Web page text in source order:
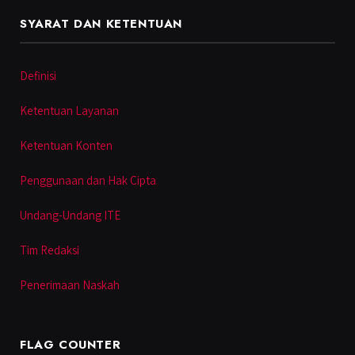
SYARAT DAN KETENTUAN
Definisi
Ketentuan Layanan
Ketentuan Konten
Penggunaan dan Hak Cipta
Undang-Undang ITE
Tim Redaksi
Penerimaan Naskah
FLAG COUNTER